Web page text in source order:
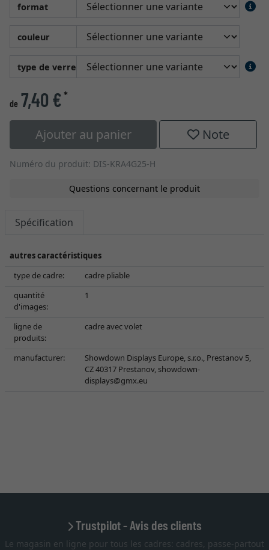
format
couleur
type de verre
de 7,40 €*
Ajouter au panier Note
Numéro du produit: DIS-KRA4G25-H
Questions concernant le produit
Spécification
autres caractéristiques
type de cadre:
cadre pliable
quantité
d'images:
1
ligne de
produits:
cadre avec volet
manufacturer:
Showdown Displays Europe, s.r.o., Prestanov 5,
CZ 40317 Prestanov,showdown-
displays@gmx.eu
Trustpilot - Avis des clients
Le magasin en ligne pour tous les cadres: cadres, passe-partout